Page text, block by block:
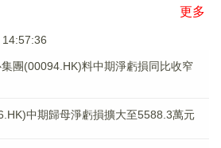
更多
集團(00094.HK)料中期淨虧損同比收窄
中期歸母淨虧損擴大至5588.3萬元